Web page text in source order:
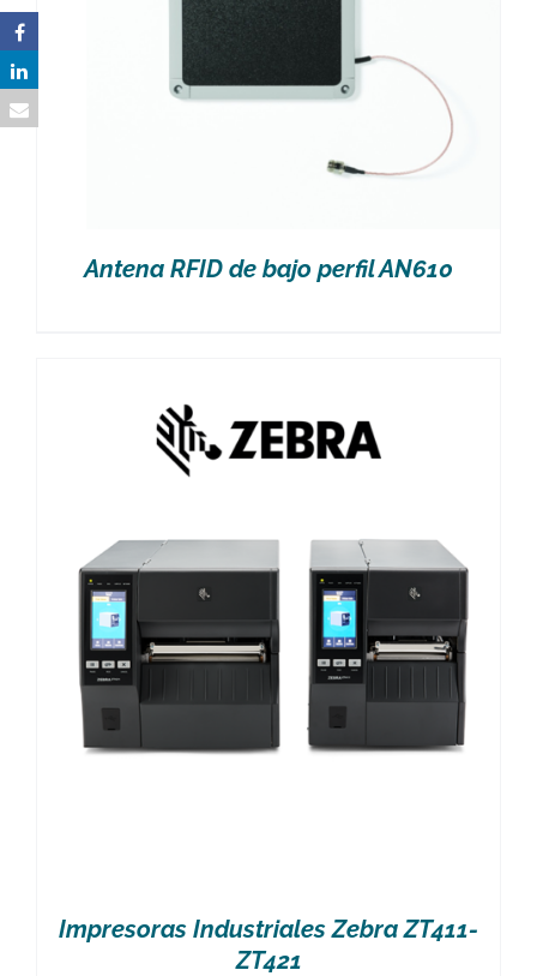
Antena RFID de bajo perfil AN610
Impresoras Industriales Zebra ZT411-
ZT421